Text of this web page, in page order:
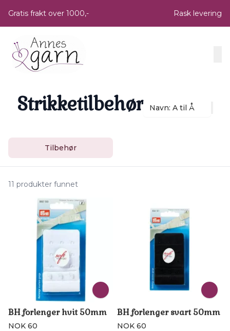
Gratis frakt over 1000,- Rask levering
Strikketilbehør Navn: A til Å
Tilbehør
11 produkter funnet
BH forlenger hvit 50mm
NOK 60
BH forlenger svart 50mm
NOK 60